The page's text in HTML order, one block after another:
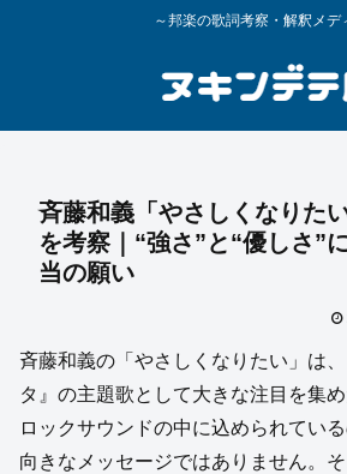
～邦楽の歌詞考察・解釈メデ
斉藤和義「やさしくなりた
を考察｜“強さ”と“優しさ”
当の願い
斉藤和義の「やさしくなりたい」は
タ』の主題歌として大きな注目を集
ロックサウンドの中に込められてい
向きなメッセージではありません。